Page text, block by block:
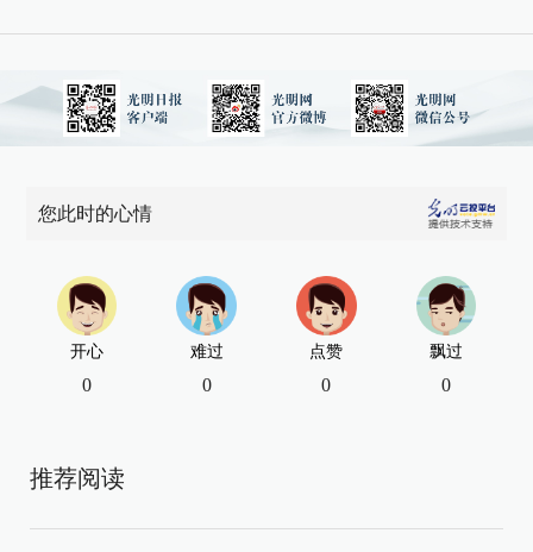
您此时的心情
开心
0
难过
0
点赞
0
飘过
0
推荐阅读